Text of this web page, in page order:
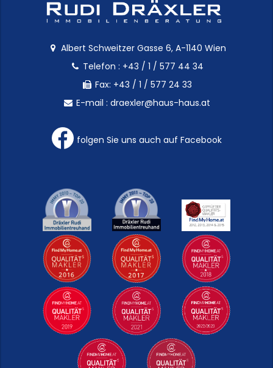
Albert Schweitzer Gasse 6, A-1140 Wien
Telefon : +43 / 1 / 577 44 34
Fax: +43 / 1 / 577 24 33
E-mail : draexler@haus-haus.at
folgen Sie uns auch auf Facebook